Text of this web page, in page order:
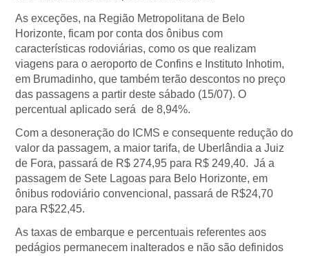
As exceções, na Região Metropolitana de Belo
Horizonte, ficam por conta dos ônibus com
características rodoviárias, como os que realizam
viagens para o aeroporto de Confins e Instituto Inhotim,
em Brumadinho, que também terão descontos no preço
das passagens a partir deste sábado (15/07). O
percentual aplicado será de 8,94%.
Com a desoneração do ICMS e consequente redução do
valor da passagem, a maior tarifa, de Uberlândia a Juiz
de Fora, passará de R$ 274,95 para R$ 249,40. Já a
passagem de Sete Lagoas para Belo Horizonte, em
ônibus rodoviário convencional, passará de R$24,70
para R$22,45.
As taxas de embarque e percentuais referentes aos
pedágios permanecem inalterados e não são definidos